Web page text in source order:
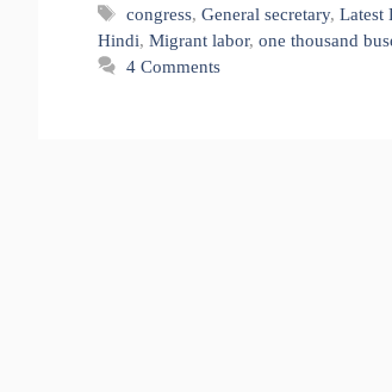
Tags
congress,General secretary,Latest
Hindi, Migrant labor, one thousand
4 Comments